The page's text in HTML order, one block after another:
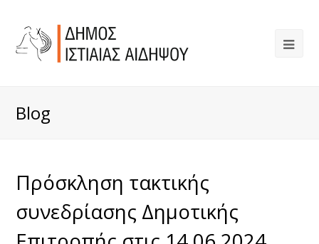
Blog
Πρόσκληση τακτικής
συνεδρίασης Δημοτικής